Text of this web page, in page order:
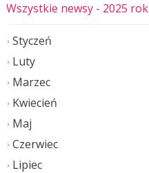
Wszystkie newsy - 2025 rok
Styczeń
Luty
Marzec
Kwiecień
Maj
Czerwiec
Lipiec